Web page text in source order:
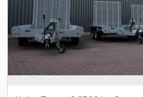
zariadenie s priemerom gule 40
zadnej nápravy Crodpfx
výstelkou, zabudované
Pravidelne servisované, posledná
2024 * Pneumatiky predná
Pneumatiky zadná náprava: 215/
mailová adresa: naše služby pre